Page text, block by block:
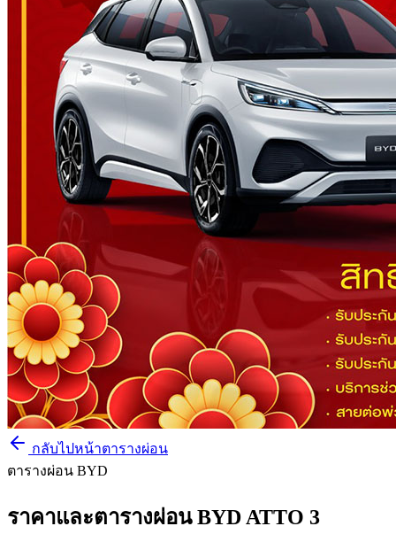
กลับไปหน้าตารางผ่อน
ตารางผ่อน BYD
ราคาและตารางผ่อน BYD ATTO 3